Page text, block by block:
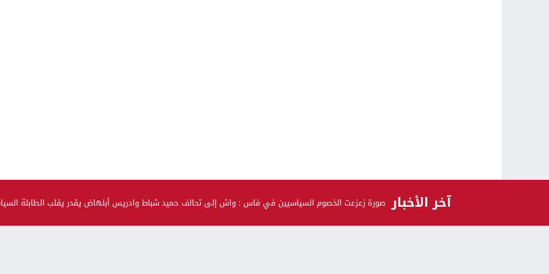
صحة و جمال
آخر الأخبار صورة زعزعت الخصوم السياسيين في فاس : واش إلى تحالف حميد شباط وادريس أبلهاض يقدر يقلب الطابلة